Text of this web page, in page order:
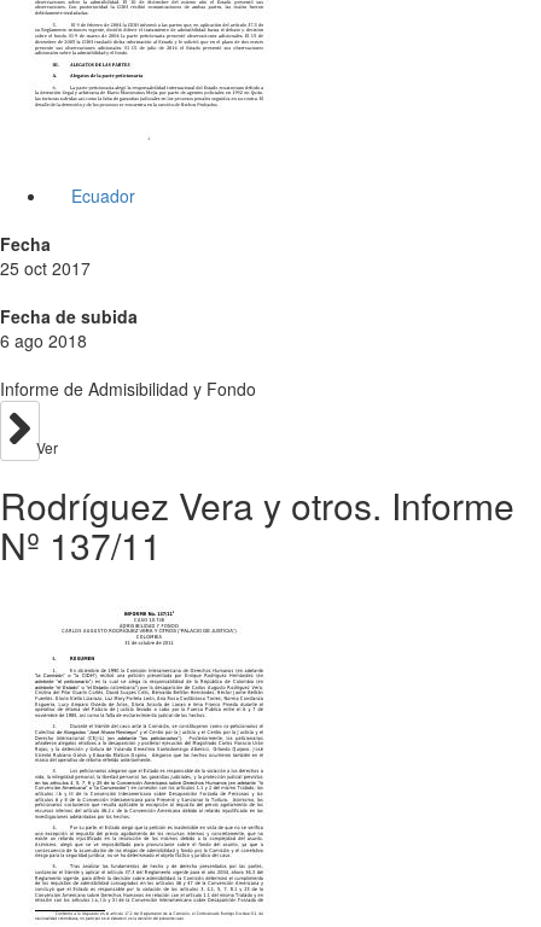
Ecuador
Fecha
25 oct 2017
Fecha de subida
6 ago 2018
Informe de Admisibilidad y Fondo
Ver
Rodríguez Vera y otros. Informe
Nº 137/11